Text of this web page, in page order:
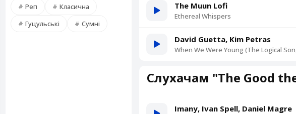
Реп
Класична
Гуцульські
Сумні
The Muun Lofi
Ethereal Whispers
David Guetta, Kim Petras
When We Were Young (The Logical
Слухачам "The Good
Imany, Ivan Spell, Daniel Magre